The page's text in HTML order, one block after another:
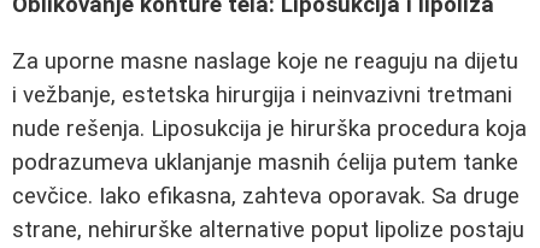
Za uporne masne naslage koje ne reaguju na dijetu
i vežbanje, estetska hirurgija i neinvazivni tretmani
nude rešenja. Liposukcija je hirurška procedura koja
podrazumeva uklanjanje masnih ćelija putem tanke
cevčice. Iako efikasna, zahteva oporavak. Sa druge
strane, nehirurške alternative poput lipolize postaju